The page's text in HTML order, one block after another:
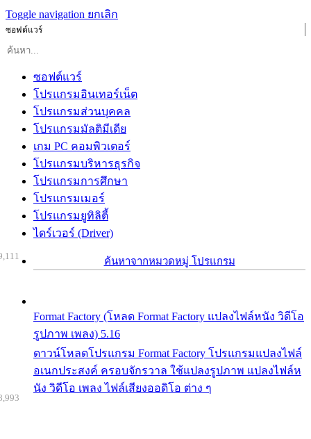
Toggle navigation ยกเลิก
ซอฟต์แวร์
ซอฟต์แวร์
โปรแกรมอินเทอร์เน็ต
โปรแกรมส่วนบุคคล
โปรแกรมมัลติมีเดีย
เกม PC คอมพิวเตอร์
โปรแกรมบริหารธุรกิจ
โปรแกรมการศึกษา
โปรแกรมเมอร์
โปรแกรมยูทิลิตี้
ไดร์เวอร์ (Driver)
ค้นหาจากหมวดหมู่ โปรแกรม
Format Factory (โหลด Format Factory แปลงไฟล์หนัง วิดีโอ
รูปภาพ เพลง) 5.16
ดาวน์โหลดโปรแกรม Format Factory โปรแกรมแปลงไฟล์
อเนกประสงค์ ครอบจักรวาล ใช้แปลงรูปภาพ แปลงไฟล์ห
นัง วิดีโอ เพลง ไฟล์เสียงออดิโอ ต่าง ๆ